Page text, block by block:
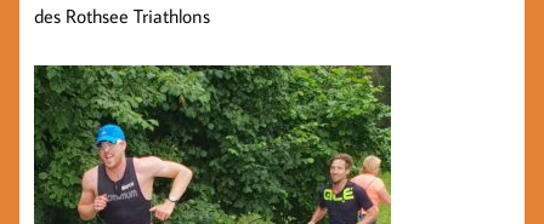
des Rothsee Triathlons